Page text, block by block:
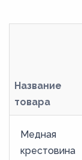
Название
товара
Медная
крестовина